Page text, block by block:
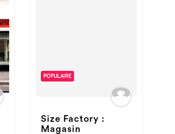
POPULAIRE
Size Factory :
Magasin